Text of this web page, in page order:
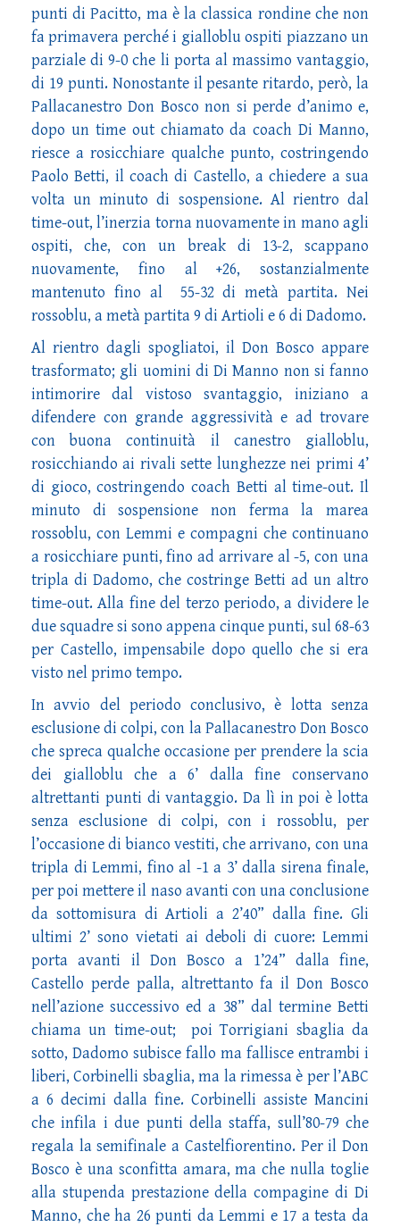
punti di Pacitto, ma è la classica rondine che non
fa primavera perché i gialloblu ospiti piazzano un
parziale di 9-0 che li porta al massimo vantaggio,
di 19 punti. Nonostante il pesante ritardo, però, la
Pallacanestro Don Bosco non si perde d’animo e,
dopo un time out chiamato da coach Di Manno,
riesce a rosicchiare qualche punto, costringendo
Paolo Betti, il coach di Castello, a chiedere a sua
volta un minuto di sospensione. Al rientro dal
time-out, l’inerzia torna nuovamente in mano agli
ospiti, che, con un break di 13-2, scappano
nuovamente, fino al +26, sostanzialmente
mantenuto fino al 55-32 di metà partita. Nei
rossoblu, a metà partita 9 di Artioli e 6 di Dadomo.
Al rientro dagli spogliatoi, il Don Bosco appare
trasformato; gli uomini di Di Manno non si fanno
intimorire dal vistoso svantaggio, iniziano a
difendere con grande aggressività e ad trovare
con buona continuità il canestro gialloblu,
rosicchiando ai rivali sette lunghezze nei primi 4’
di gioco, costringendo coach Betti al time-out. Il
minuto di sospensione non ferma la marea
rossoblu, con Lemmi e compagni che continuano
a rosicchiare punti, fino ad arrivare al -5, con una
tripla di Dadomo, che costringe Betti ad un altro
time-out. Alla fine del terzo periodo, a dividere le
due squadre si sono appena cinque punti, sul 68-63
per Castello, impensabile dopo quello che si era
visto nel primo tempo.
In avvio del periodo conclusivo, è lotta senza
esclusione di colpi, con la Pallacanestro Don Bosco
che spreca qualche occasione per prendere la scia
dei gialloblu che a 6’ dalla fine conservano
altrettanti punti di vantaggio. Da lì in poi è lotta
senza esclusione di colpi, con i rossoblu, per
l’occasione di bianco vestiti, che arrivano, con una
tripla di Lemmi, fino al -1 a 3’ dalla sirena finale,
per poi mettere il naso avanti con una conclusione
da sottomisura di Artioli a 2’40” dalla fine. Gli
ultimi 2’ sono vietati ai deboli di cuore: Lemmi
porta avanti il Don Bosco a 1’24” dalla fine,
Castello perde palla, altrettanto fa il Don Bosco
nell’azione successivo ed a 38” dal termine Betti
chiama un time-out; poi Torrigiani sbaglia da
sotto, Dadomo subisce fallo ma fallisce entrambi i
liberi, Corbinelli sbaglia, ma la rimessa è per l’ABC
a 6 decimi dalla fine. Corbinelli assiste Mancini
che infila i due punti della staffa, sull’80-79 che
regala la semifinale a Castelfiorentino. Per il Don
Bosco è una sconfitta amara, ma che nulla toglie
alla stupenda prestazione della compagine di Di
Manno, che ha 26 punti da Lemmi e 17 a testa da